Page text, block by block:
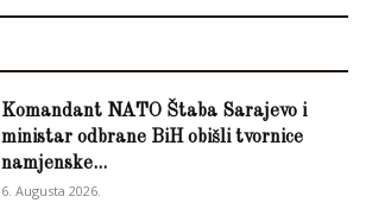
Komandant NATO Štaba Sarajevo i
ministar odbrane BiH obišli tvornice
namjenske...
6. Augusta 2026.